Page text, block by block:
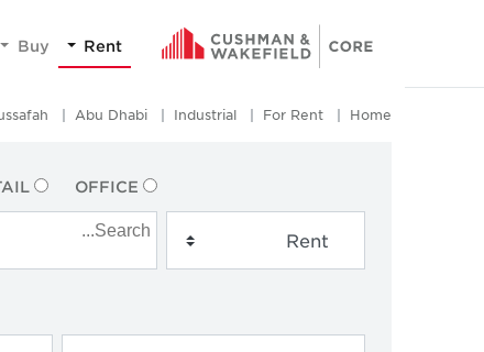
Rent
Buy
Home
For Rent
Industrial
Abu Dhabi
OFFICE